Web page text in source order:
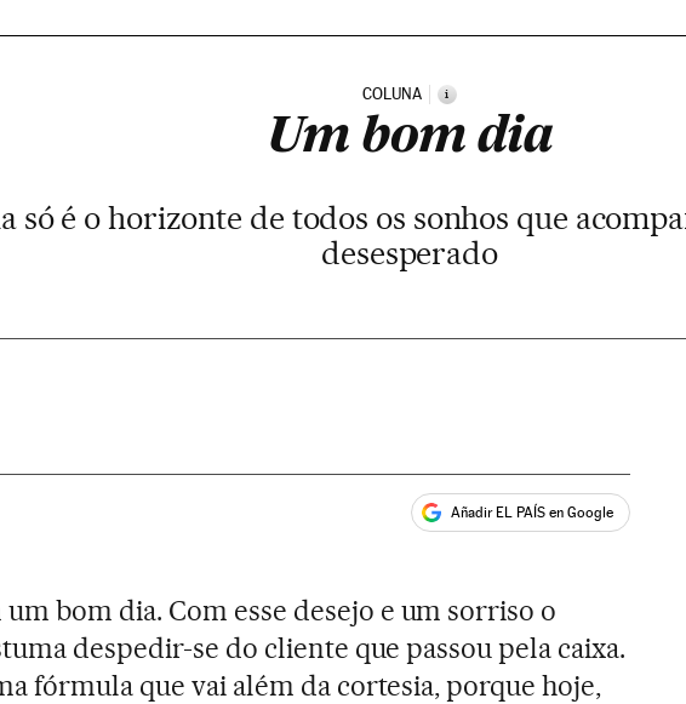
COLUNA i
Um bom dia
só é o horizonte de todos os sonhos que
desesperado
Twitter
Redes Sociales Añadir EL PAÍS en Google
bom dia. Com esse desejo e um sorriso o
despedir-se do cliente que passou pela caixa.
fórmula que vai além da cortesia, porque hoje,